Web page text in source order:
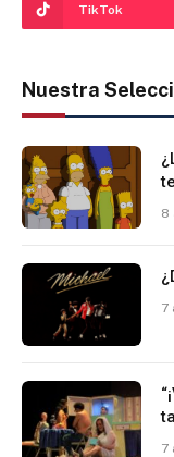
TikTok
Nuestra
8
7
7